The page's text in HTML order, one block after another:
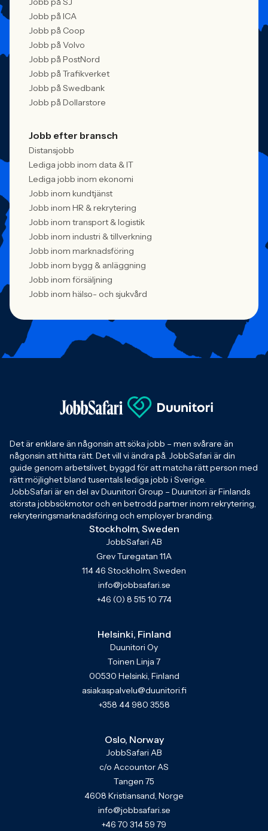
Jobb på ICA
Jobb på Coop
Jobb på Volvo
Jobb på PostNord
Jobb på Trafikverket
Jobb på Swedbank
Jobb på Dollarstore
Jobb efter bransch
Distansjobb
Lediga jobb inom data & IT
Lediga jobb inom ekonomi
Jobb inom kundtjänst
Jobb inom HR & rekrytering
Jobb inom transport & logistik
Jobb inom industri & tillverkning
Jobb inom marknadsföring
Jobb inom bygg & anläggning
Jobb inom försäljning
Jobb inom hälso- och sjukvård
Det är enklare än någonsin att söka jobb – men svårare än
någonsin att hitta rätt. Det vill vi ändra på. JobbSafari är din
guide genom arbetslivet, byggd för att matcha rätt person med
rätt möjlighet bland tusentals lediga jobb i Sverige.
JobbSafari är en del av Duunitori Group – Duunitori är Finlands
största jobbsökmotor och en betrodd partner inom rekrytering,
rekryteringsmarknadsföring och employer branding.
Stockholm, Sweden
JobbSafari AB
Grev Turegatan 11A
114 46 Stockholm, Sweden
info@jobbsafari.se
+46 (0) 8 515 10 774
Helsinki, Finland
Duunitori Oy
Toinen Linja 7
00530 Helsinki, Finland
asiakaspalvelu@duunitori.fi
+358 44 980 3558
Oslo, Norway
JobbSafari AB
c/o Accountor AS
Tangen 75
4608 Kristiansand, Norge
info@jobbsafari.se
+46 70 314 59 79